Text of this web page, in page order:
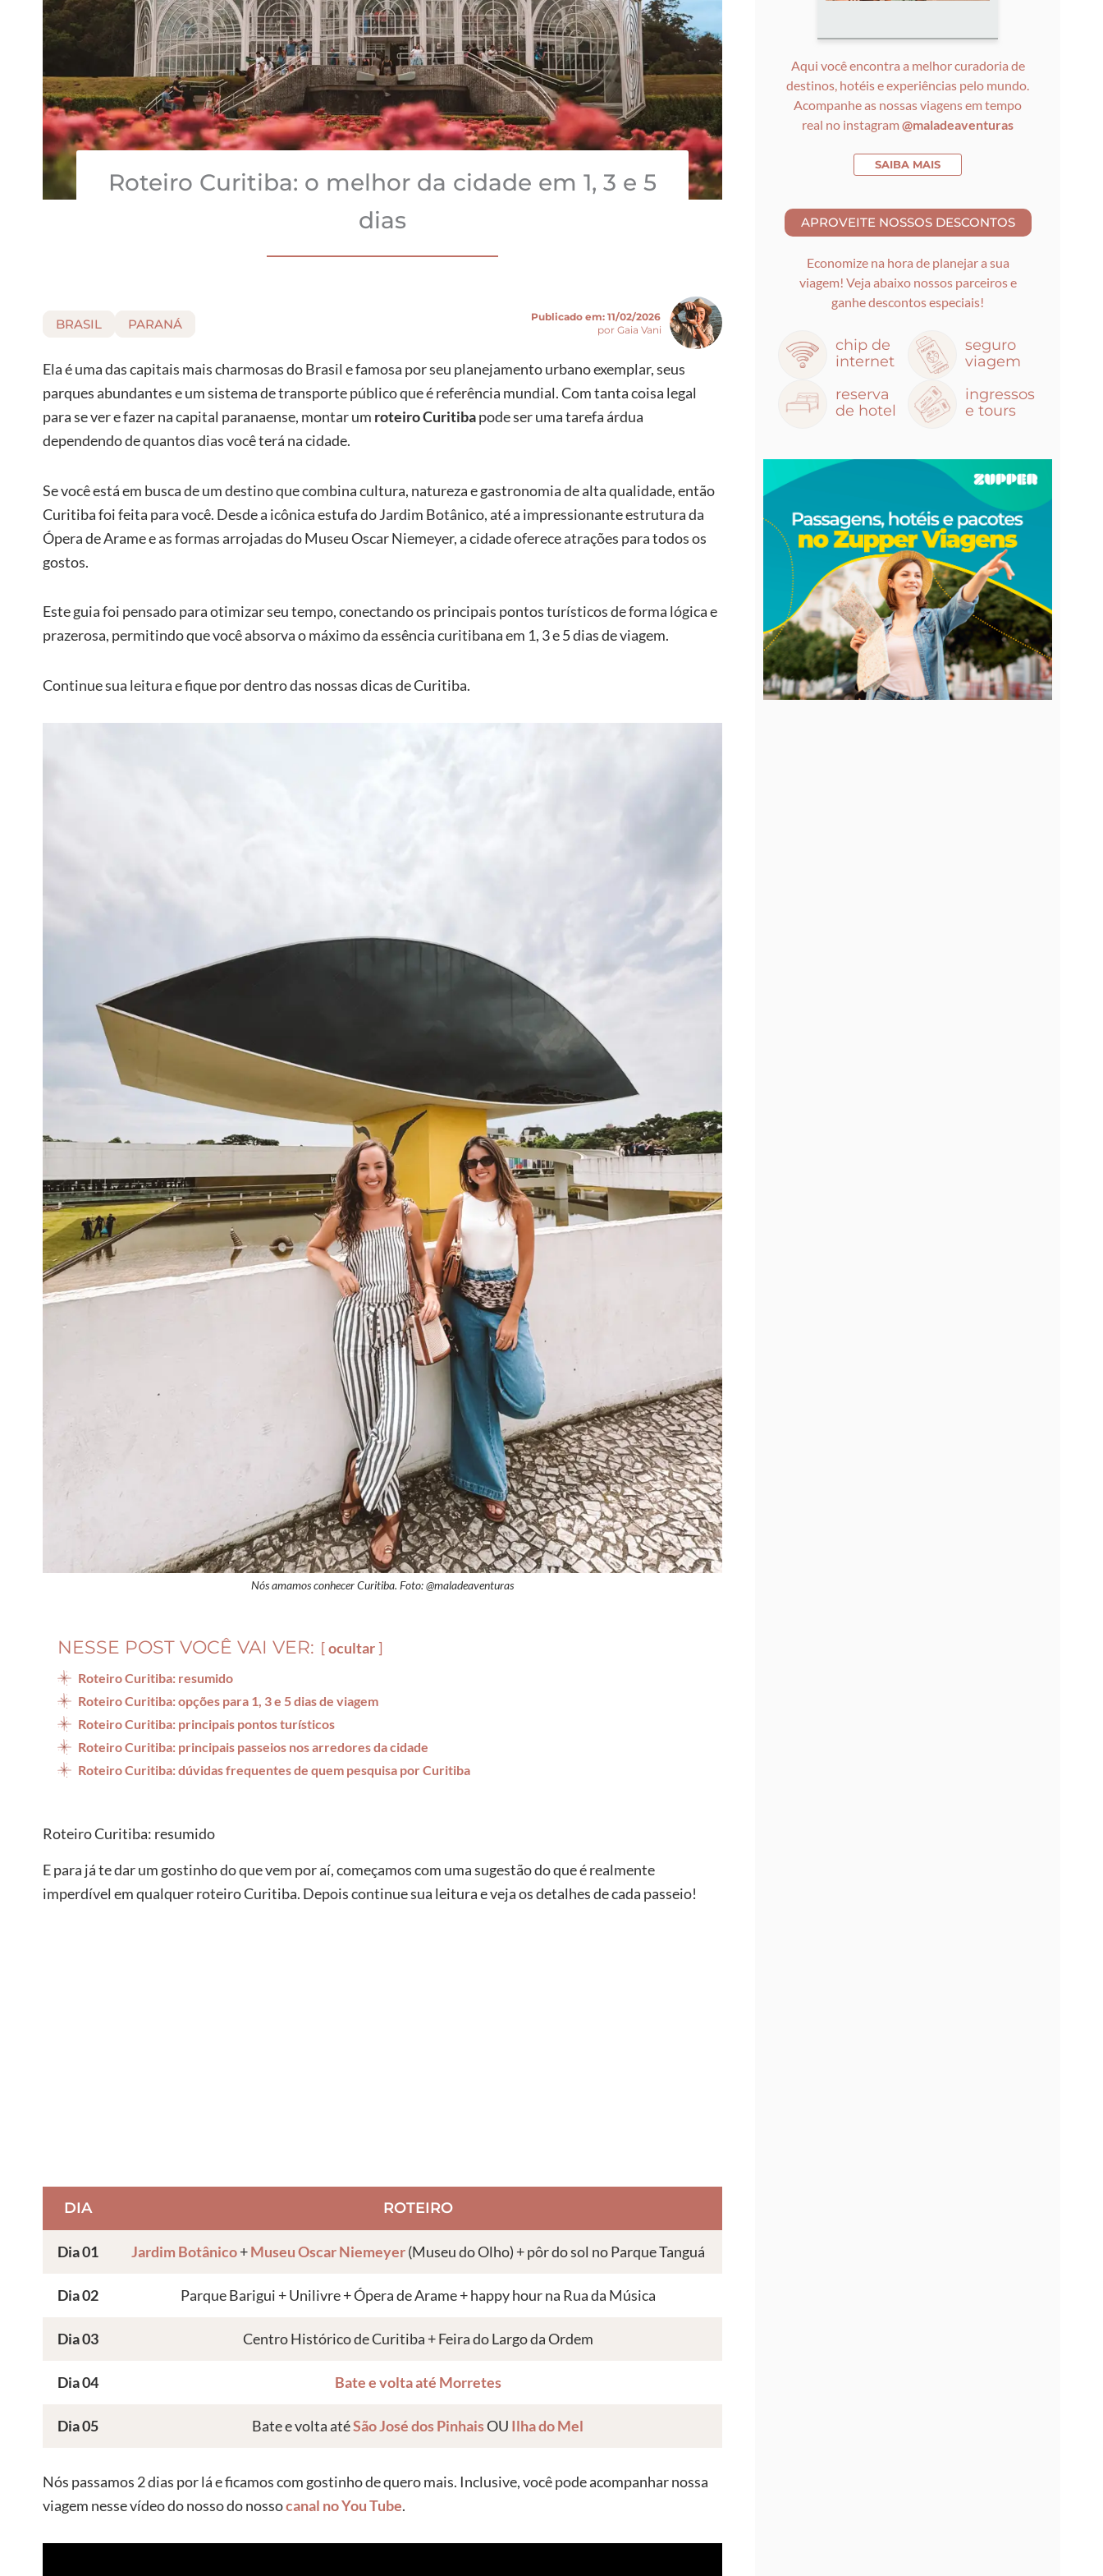
Roteiro Curitiba: o melhor da cidade em 1, 3 e 5
dias
BRASIL PARANÁ Publicado em: 11/02/2026
por Gaia Vani
Ela é uma das capitais mais charmosas do Brasil e famosa por seu planejamento urbano exemplar, seus
parques abundantes e um sistema de transporte público que é referência mundial. Com tanta coisa legal
para se ver e fazer na capital paranaense, montar um roteiro Curitibapode ser uma tarefa árdua
dependendo de quantos dias você terá na cidade.
Se você está em busca de um destino que combina cultura, natureza e gastronomia de alta qualidade, então
Curitiba foi feita para você. Desde a icônica estufa do Jardim Botânico, até a impressionante estrutura da
Ópera de Arame e as formas arrojadas do Museu Oscar Niemeyer, a cidade oferece atrações para todos os
gostos.
Este guia foi pensado para otimizar seu tempo, conectando os principais pontos turísticos de forma lógica e
prazerosa, permitindo que você absorva o máximo da essência curitibana em 1, 3 e 5 dias de viagem.
Continue sua leitura e fique por dentro das nossas dicas de Curitiba.
Nós amamos conhecer Curitiba. Foto: @maladeaventuras
NESSE POST VOCÊ VAI VER: ocultar
Roteiro Curitiba: resumido
Roteiro Curitiba: opções para 1, 3 e 5 dias de viagem
Roteiro Curitiba: principais pontos turísticos
Roteiro Curitiba: principais passeios nos arredores da cidade
Roteiro Curitiba: dúvidas frequentes de quem pesquisa por Curitiba
Roteiro Curitiba: resumido
E para já te dar um gostinho do que vem por aí, começamos com uma sugestão do que é realmente
imperdível em qualquer roteiro Curitiba. Depois continue sua leitura e veja os detalhes de cada passeio!
DIA ROTEIRO
Dia 01 Jardim Botânico+Museu Oscar Niemeyer(Museu do Olho) + pôr do sol no Parque Tanguá
Dia 02 Parque Barigui + Unilivre + Ópera de Arame + happy hour na Rua da Música
Dia 03 Centro Histórico de Curitiba + Feira do Largo da Ordem
Dia 04 Bate e volta até Morretes
Dia 05 Bate e volta atéSão José dos PinhaisOU Ilha do Mel
Nós passamos 2 dias por lá e ficamos com gostinho de quero mais. Inclusive, você pode acompanhar nossa
viagem nesse vídeo do nosso do nossocanal no You Tube.
Aqui você encontra a melhor curadoria de
destinos, hotéis e experiências pelo mundo.
Acompanhe as nossas viagens em tempo
real no instagram@maladeaventuras
SAIBA MAIS
Economize na hora de planejar a sua
viagem! Veja abaixo nossos parceiros e
ganhe descontos especiais!
chip de
internet
seguro
viagem
reserva
de hotel
ingressos
e tours